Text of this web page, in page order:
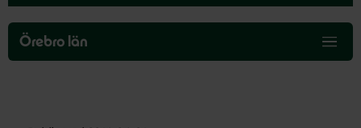
Hoppa
över
menyn
Örebro län